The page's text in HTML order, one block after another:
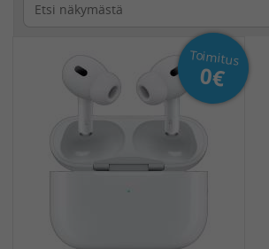
Toimitus
0€